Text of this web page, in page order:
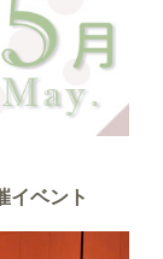
イベント